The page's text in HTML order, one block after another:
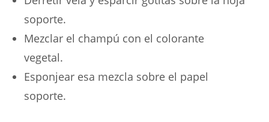
soporte.
Mezclar el champú con el colorante
vegetal.
Esponjear esa mezcla sobre el papel
soporte.